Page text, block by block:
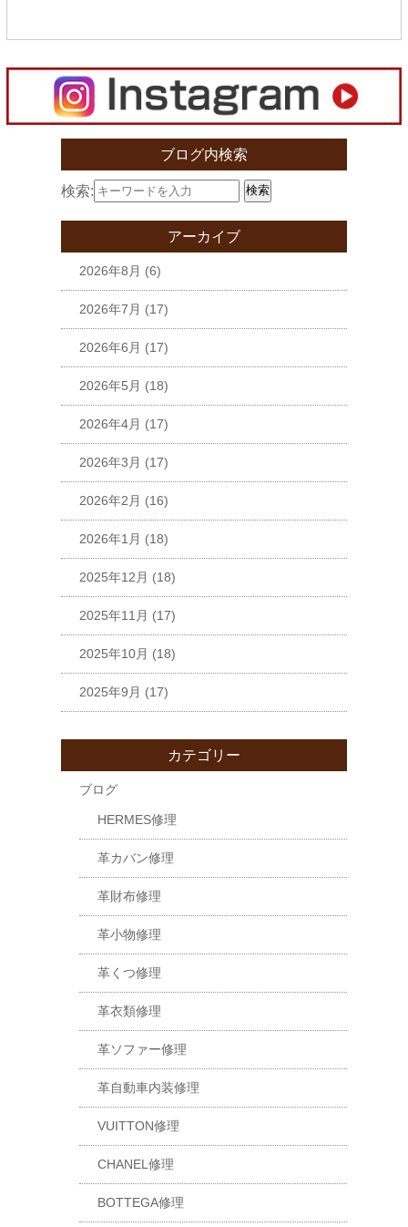
ブログ内検索
検索: 検索
アーカイブ
2026年8月 (6)
2026年7月 (17)
2026年6月 (17)
2026年5月 (18)
2026年4月 (17)
2026年3月 (17)
2026年2月 (16)
2026年1月 (18)
2025年12月 (18)
2025年11月 (17)
2025年10月 (18)
2025年9月 (17)
カテゴリー
ブログ
HERMES修理
革カバン修理
革財布修理
革小物修理
革くつ修理
革衣類修理
革ソファー修理
革自動車内装修理
VUITTON修理
CHANEL修理
BOTTEGA修理